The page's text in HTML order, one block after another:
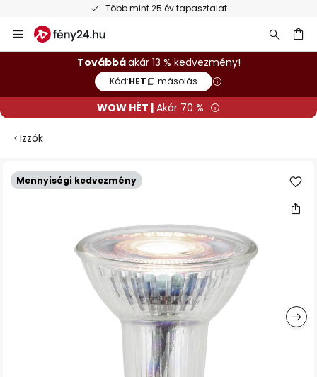
Több mint 25 év tapasztalat
Ugrás
a
tartalomhozTovábbáakár 13 % kedvezmény!
Kód:HET másolás
WOW HÉT | Akár 70 %
Izzók
Mennyiségi kedvezmény
Ugrás